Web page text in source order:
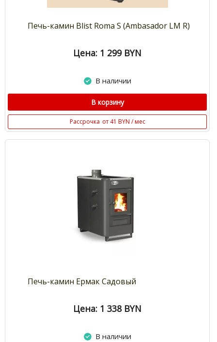
Печь-камин Blist Roma S (Ambasador LM R)
Цена: 1 299 BYN
В наличии
В корзину
Рассрочка от 41 BYN / мес
Печь-камин Ермак Садовый
Цена: 1 338 BYN
В наличии